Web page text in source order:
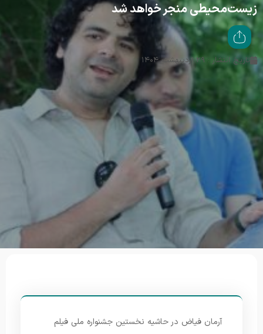
زیست‌محیطی منجر خواهد شد
تاریخ انتشار : ۲۹ اردیبهشت ۱۴۰۴
آرمان فیاض در حاشیه نخستین جشنواره ملی فیلم